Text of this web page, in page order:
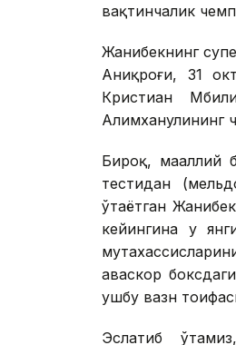
вақтинчалик
Жанибекнинг
Аниқроғи, 31
Кристиан
Алимханулининг
Бироқ,
тестидан
ўтаётган
кейингина у
ҳаваскор
ушбу вазн
Эслатиб